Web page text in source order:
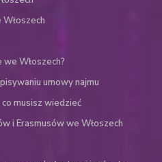
we Włoszech?
umowy najmu
co musisz wiedzieć
i Erasmusów we Włoszech